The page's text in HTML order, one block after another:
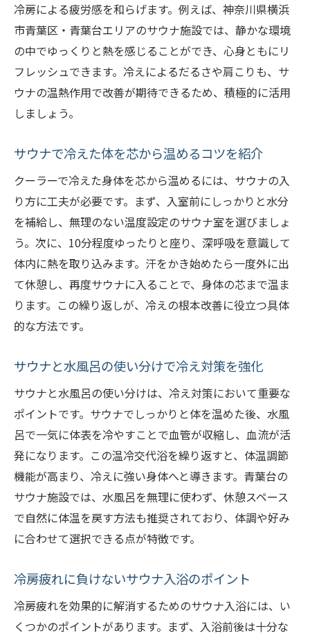
冷房による疲労感を和らげます。例えば、神奈川県横浜
市青葉区・青葉台エリアのサウナ施設では、静かな環境
の中でゆっくりと熱を感じることができ、心身ともにリ
フレッシュできます。冷えによるだるさや肩こりも、サ
ウナの温熱作用で改善が期待できるため、積極的に活用
しましょう。
サウナで冷えた体を芯から温めるコツを紹介
クーラーで冷えた身体を芯から温めるには、サウナの入
り方に工夫が必要です。まず、入室前にしっかりと水分
を補給し、無理のない温度設定のサウナ室を選びましょ
う。次に、10分程度ゆったりと座り、深呼吸を意識して
体内に熱を取り込みます。汗をかき始めたら一度外に出
て休憩し、再度サウナに入ることで、身体の芯まで温ま
ります。この繰り返しが、冷えの根本改善に役立つ具体
的な方法です。
サウナと水風呂の使い分けで冷え対策を強化
サウナと水風呂の使い分けは、冷え対策において重要な
ポイントです。サウナでしっかりと体を温めた後、水風
呂で一気に体表を冷やすことで血管が収縮し、血流が活
発になります。この温冷交代浴を繰り返すと、体温調節
機能が高まり、冷えに強い身体へと導きます。青葉台の
サウナ施設では、水風呂を無理に使わず、休憩スペース
で自然に体温を戻す方法も推奨されており、体調や好み
に合わせて選択できる点が特徴です。
冷房疲れに負けないサウナ入浴のポイント
冷房疲れを効果的に解消するためのサウナ入浴には、い
くつかのポイントがあります。まず、入浴前後は十分な